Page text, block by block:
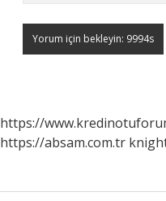
https://
https://absam.com.tr